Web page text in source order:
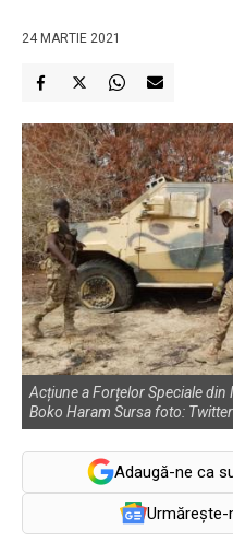
24 MARTIE 2021
Acțiune a Forțelor Speciale
Boko Haram Sursa foto: Twitter
Adaugă-ne ca
Urmărește-